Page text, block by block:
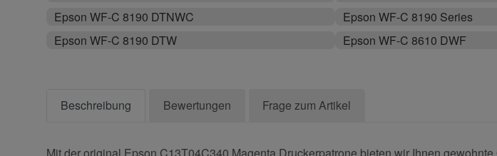
Epson WF-C 8190 DTNWC
Epson WF-C 8190 DTW
Epson WF-C 8190 Series
Epson WF-C 8610 DWF
Beschreibung Bewertungen Frage zum Artikel
Mit der original Epson C13T04C340 Magenta Druckerpatrone bieten wir Ihnen